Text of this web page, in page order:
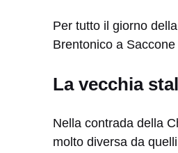
Per tutto il giorno
Brentonico a
La vecchia
Nella contrada della
molto diversa da